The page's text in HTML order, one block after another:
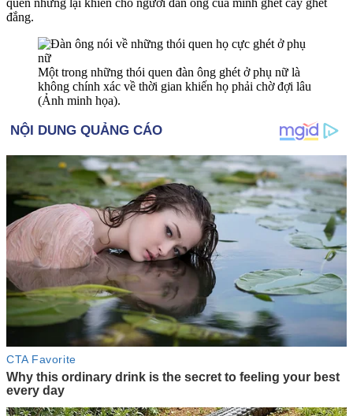
đắng.
Một trong những thói quen đàn ông ghét ở phụ nữ là
không chính xác về thời gian khiến họ phải chờ đợi lâu
(Ảnh minh họa).